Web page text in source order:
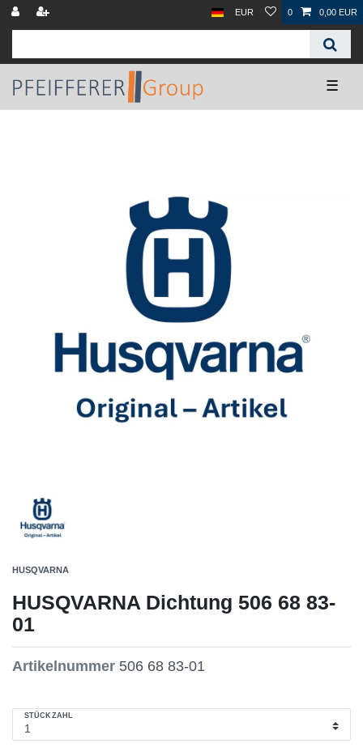
EUR 0 0,00 EUR
☰
HUSQVARNA
HUSQVARNA Dichtung 506 68 83-
01
Artikelnummer 506 68 83-01
STÜCKZAHL